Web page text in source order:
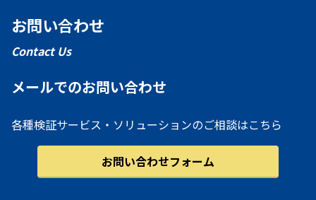
お問い合わせ
Contact Us
メールでのお問い合わせ
各種検証サービス・ソリューションのご相談はこちら
お問い合わせフォーム